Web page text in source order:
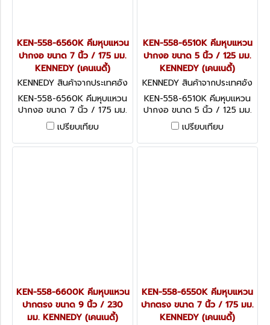
KEN-558-6560K คีมหุบแหวน
ปากงอ ขนาด 7 นิ้ว / 175 มม.
KENNEDY (เคนเนดี้)
KENNEDY สินค้าจากประเทศอัง
กฤษ KEN-558-6560K
KEN-558-6560K คีมหุบแหวน
ปากงอ ขนาด 7 นิ้ว / 175 มม.
KENNEDY Circlip Pliers,
Internal, Carbon Steel, Bent
Nose, 175mm
เปรียบเทียบ
KEN-558-6510K คีมหุบแหวน
ปากงอ ขนาด 5 นิ้ว / 125 มม.
KENNEDY (เคนเนดี้)
KENNEDY สินค้าจากประเทศอัง
กฤษ KEN-558-6510K
KEN-558-6510K คีมหุบแหวน
ปากงอ ขนาด 5 นิ้ว / 125 มม.
KENNEDY Circlip Pliers,
Internal, Carbon Steel, Bent
Nose, 125mm
เปรียบเทียบ
KEN-558-6600K คีมหุบแหวน
ปากตรง ขนาด 9 นิ้ว / 230
มม. KENNEDY (เคนเนดี้)
KEN-558-6550K คีมหุบแหวน
ปากตรง ขนาด 7 นิ้ว / 175 มม.
KENNEDY (เคนเนดี้)